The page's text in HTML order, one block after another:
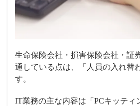
生命保険会社・損害保険会社・証
通している点は、「人員の入れ替
す。
IT業務の主な内容は 「PCキッテ